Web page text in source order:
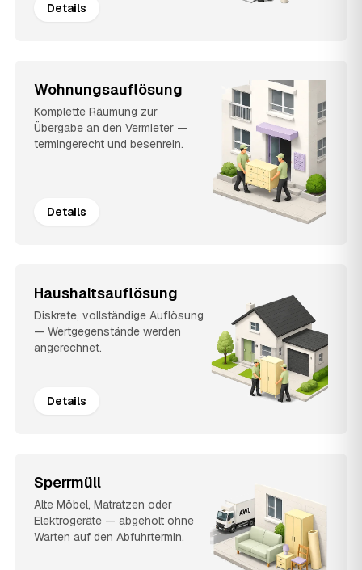
Details
Wohnungsauflösung
Komplette Räumung zur
Übergabe an den Vermieter —
termingerecht und besenrein.
Details
Haushaltsauflösung
Diskrete, vollständige Auflösung
— Wertgegenstände werden
angerechnet.
Details
Sperrmüll
Alte Möbel, Matratzen oder
Elektrogeräte — abgeholt ohne
Warten auf den Abfuhrtermin.